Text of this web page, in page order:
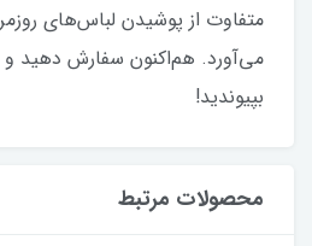
متفاوت از پوشیدن لباس‌های
می‌آورد. هم‌اکنون سفارش دهید
بپیوندید!
محصولات مرتبط